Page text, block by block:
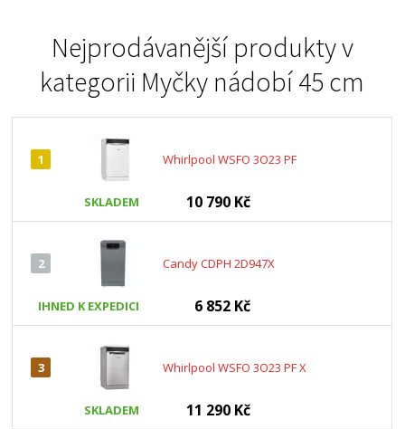
Nejprodávanější produkty v
kategorii Myčky nádobí 45 cm
1 Whirlpool WSFO 3O23 PF
SKLADEM 10 790 Kč
2 Candy CDPH 2D947X
IHNED K EXPEDICI 6 852 Kč
3 Whirlpool WSFO 3O23 PF X
SKLADEM 11 290 Kč